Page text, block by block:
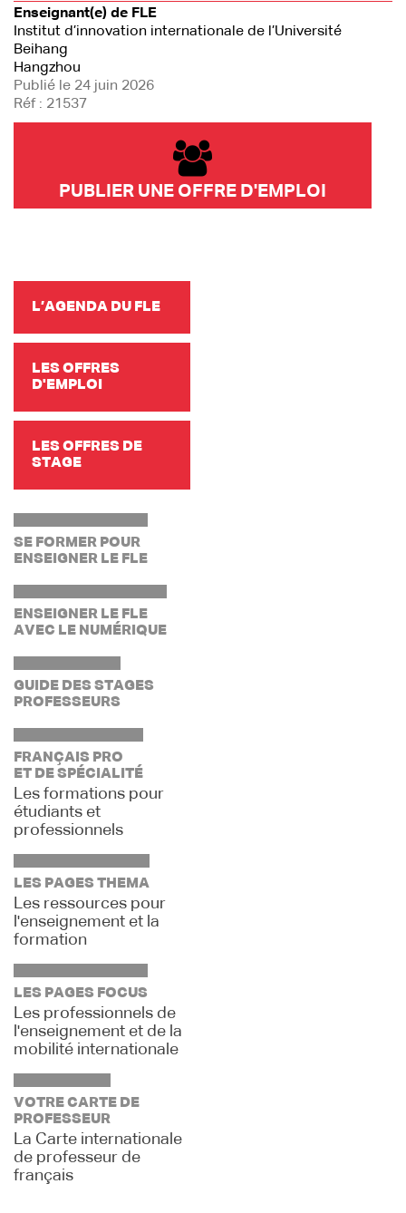
Enseignant(e) de FLE
Institut d’innovation internationale de l’Université
Beihang
Hangzhou
Publié le 24 juin 2026
Réf : 21537
PUBLIER UNE OFFRE D'EMPLOI
L’AGENDA DU FLE
LES OFFRES
D'EMPLOI
LES OFFRES DE
STAGE
SE FORMER POUR
ENSEIGNER LE FLE
ENSEIGNER LE FLE
AVEC LE NUMÉRIQUE
GUIDE DES STAGES
PROFESSEURS
FRANÇAIS PRO
ET DE SPÉCIALITÉ
Les formations pour
étudiants et
professionnels
LES PAGES THEMA
Les ressources pour
l'enseignement et la
formation
LES PAGES FOCUS
Les professionnels de
l'enseignement et de la
mobilité internationale
VOTRE CARTE DE
PROFESSEUR
La Carte internationale
de professeur de
français